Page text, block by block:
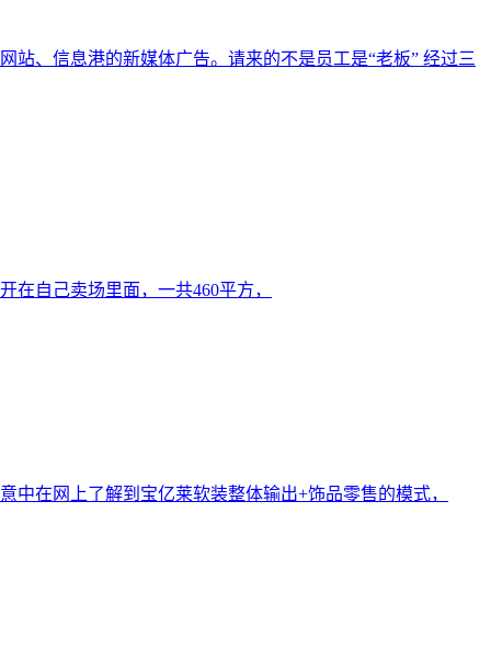
、信息港的新媒体广告。请来的不是员工是“老板” 经过三
自己卖场里面，一共460平方，
在网上了解到宝亿莱软装整体输出+饰品零售的模式，